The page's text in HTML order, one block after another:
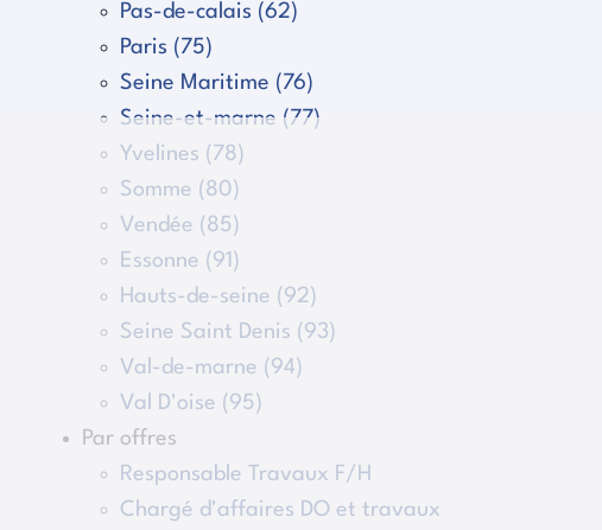
Pas-de-calais (62)
Paris (75)
Seine Maritime (76)
Seine-et-marne (77)
Yvelines (78)
Somme (80)
Vendée (85)
Essonne (91)
Hauts-de-seine (92)
Seine Saint Denis (93)
Val-de-marne (94)
Val D'oise (95)
Par offres
Responsable Travaux F/H
Chargé d'affaires DO et travaux